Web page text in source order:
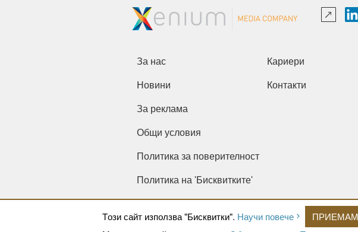
Tози сайт използва "Бисквитки". Научи повече
ПРИЕМАМ
За нас Кариери
Новини Контакти
За реклама
Общи условия
Политика за поверителност
Политика на 'Бисквитките'
Copyright ©